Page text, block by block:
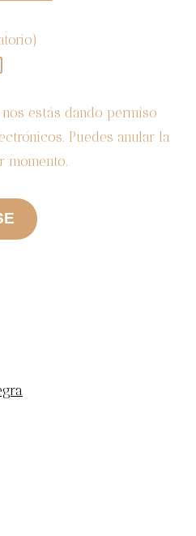
estás dando permiso
Puedes anular la
momento.